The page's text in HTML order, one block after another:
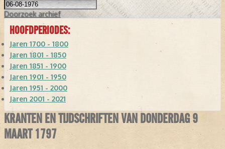
Doorzoek archief
HOOFDPERIODES:
Jaren 1700 - 1800
Jaren 1801 - 1850
Jaren 1851 - 1900
Jaren 1901 - 1950
Jaren 1951 - 2000
Jaren 2001 - 2021
KRANTEN EN TIJDSCHRIFTEN VAN DONDERDAG 9
MAART 1797